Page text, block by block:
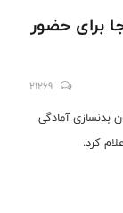
برای حضور
21269
بدنسازی آمادگی
کرد.